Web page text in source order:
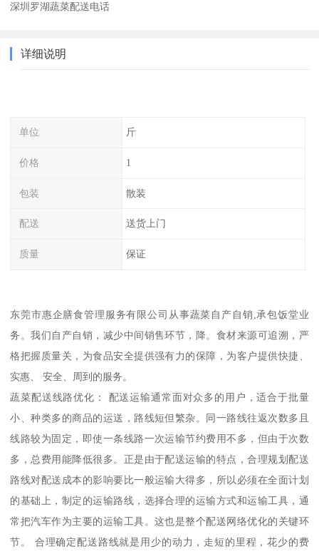
深圳罗湖蔬菜配送电话
详细说明
单位 斤
价格 1
包装 散装
配送 送货上门
质量 保证
东莞市惠企膳食管理服务有限公司从事蔬菜自产自销,承包饭堂业
务。我们自产自销，减少中间销售环节，降。食材来源可追溯，严
格把握质量关，为食品安全提供强有力的保障，为客户提供快捷、
实惠、 安全、周到的服务。
蔬菜配送线路优化： 配送运输通常面对众多的用户，适合于批量
小、种类多的商品的运送，路线短但繁杂。同一路线往返次数多且
线路较为固定，即使一条线路一次运输节约费用不多，但由于次数
多，总费用能降低很多。正是由于配送运输的特点，合理规划配送
路线对配送成本的影响要比一般运输大得多，所以必须在全面计划
的基础上，制定的运输路线，选择合理的运输方式和运输工具，通
常把汽车作为主要的运输工具。这也是整个配送网络优化的关键环
节。 合理确定配送路线就是用少的动力，走短的里程，花少的费